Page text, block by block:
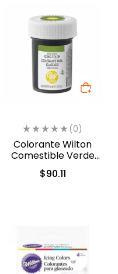
(0)
Colorante Wilton
Comestible Verde
Musgo 28.3gr (04-0-
0049)
$90.11